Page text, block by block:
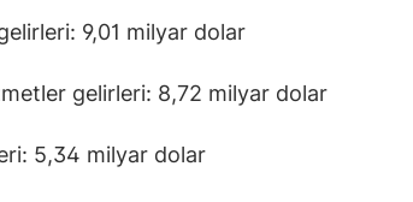
9,01 milyar dolar
gelirleri: 8,72 milyar dolar
5,34 milyar dolar